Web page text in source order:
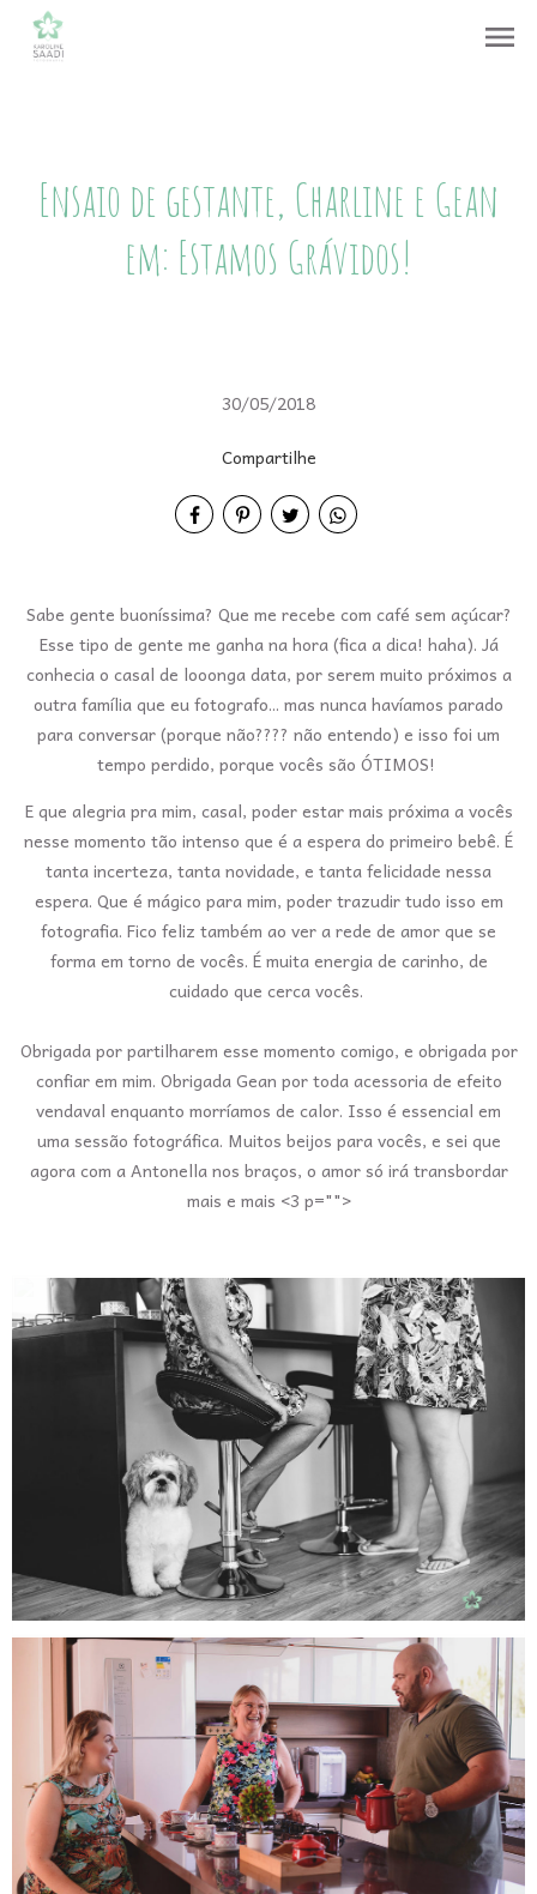
menu
Ensaio de gestante, Charline e Gean
em: Estamos Grávidos!
30/05/2018
Compartilhe
Sabe gente buoníssima? Que me recebe com café sem açúcar?
Esse tipo de gente me ganha na hora (fica a dica! haha). Já
conhecia o casal de looonga data, por serem muito próximos a
outra família que eu fotografo... mas nunca havíamos parado
para conversar (porque não???? não entendo) e isso foi um
tempo perdido, porque vocês são ÓTIMOS!
E que alegria pra mim, casal, poder estar mais próxima a vocês
nesse momento tão intenso que é a espera do primeiro bebê. É
tanta incerteza, tanta novidade, e tanta felicidade nessa
espera. Que é mágico para mim, poder trazudir tudo isso em
fotografia. Fico feliz também ao ver a rede de amor que se
forma em torno de vocês. É muita energia de carinho, de
cuidado que cerca vocês.
Obrigada por partilharem esse momento comigo, e obrigada por
confiar em mim. Obrigada Gean por toda acessoria de efeito
vendaval enquanto morríamos de calor. Isso é essencial em
uma sessão fotográfica. Muitos beijos para vocês, e sei que
agora com a Antonella nos braços, o amor só irá transbordar
mais e mais <3 p="">